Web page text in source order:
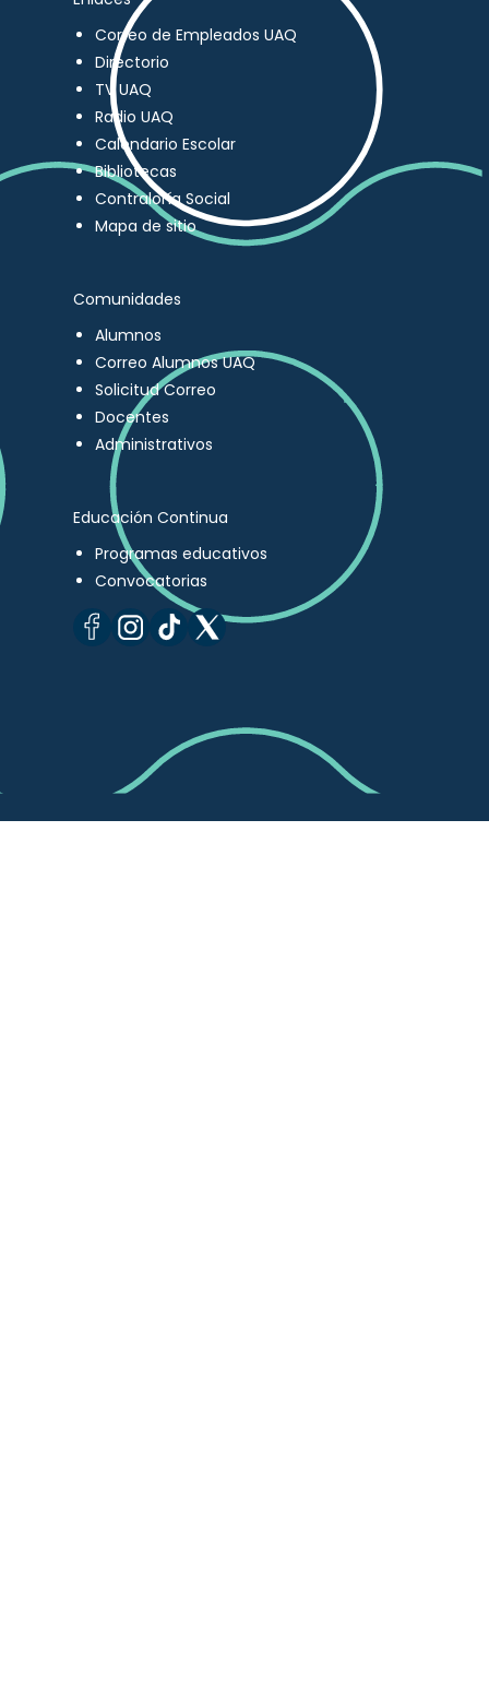
Correo de Empleados UAQ
Directorio
TV UAQ
Radio UAQ
Calendario Escolar
Bibliotecas
Contraloría Social
Mapa de sitio
Comunidades
Alumnos
Correo Alumnos UAQ
Solicitud Correo
Docentes
Administrativos
Educación Continua
Programas educativos
Convocatorias